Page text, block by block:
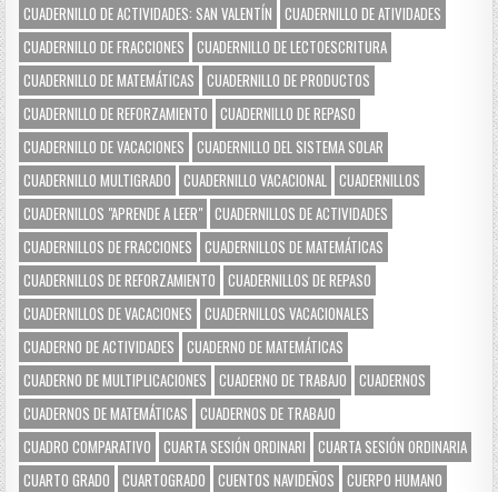
CUADERNILLO DE ACTIVIDADES: SAN VALENTÍN
CUADERNILLO DE ATIVIDADES
CUADERNILLO DE FRACCIONES
CUADERNILLO DE LECTOESCRITURA
CUADERNILLO DE MATEMÁTICAS
CUADERNILLO DE PRODUCTOS
CUADERNILLO DE REFORZAMIENTO
CUADERNILLO DE REPASO
CUADERNILLO DE VACACIONES
CUADERNILLO DEL SISTEMA SOLAR
CUADERNILLO MULTIGRADO
CUADERNILLO VACACIONAL
CUADERNILLOS
CUADERNILLOS "APRENDE A LEER" CUADERNILLOS DE ACTIVIDADES
CUADERNILLOS DE FRACCIONES
CUADERNILLOS DE MATEMÁTICAS
CUADERNILLOS DE REFORZAMIENTO
CUADERNILLOS DE REPASO
CUADERNILLOS DE VACACIONES
CUADERNILLOS VACACIONALES
CUADERNO DE ACTIVIDADES
CUADERNO DE MATEMÁTICAS
CUADERNO DE MULTIPLICACIONES
CUADERNO DE TRABAJO
CUADERNOS
CUADERNOS DE MATEMÁTICAS
CUADERNOS DE TRABAJO
CUADRO COMPARATIVO
CUARTA SESIÓN ORDINARI
CUARTA SESIÓN ORDINARIA
CUARTO GRADO
CUARTOGRADO CUENTOS NAVIDEÑOS
CUERPO HUMANO